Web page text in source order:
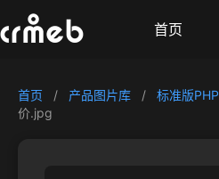
首页
首页 / 产品图片库 / 标准版PHP
价.jpg